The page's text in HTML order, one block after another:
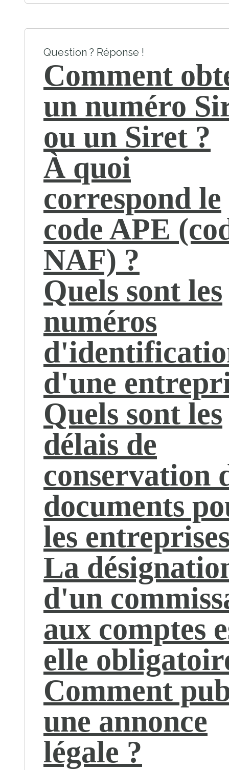
Question ? Réponse !
Comment
un numéro
ou un Siret ?
À quoi
correspond le
code APE
NAF) ?
Quels sont les
numéros
d'une
Quels sont les
délais de
conservation
documents
les
La
d'un
aux comptes
elle
Comment
une annonce
légale ?